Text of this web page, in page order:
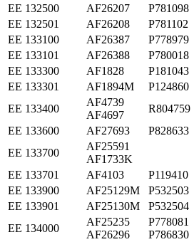
ЕЕ 132500
AF26207
P781098
ЕЕ 132501
AF26208
P781102
ЕЕ 133100
AF26387
P778979
ЕЕ 133101
AF26388
P780018
ЕЕ 133300
AF1828
P181043
ЕЕ 133301
AF1894M
P124860
ЕЕ 133400
AF4739
AF4697
R804759
ЕЕ 133600
AF27693
P828633
ЕЕ 133700
AF25591
AF1733K
ЕЕ 133701
AF4103 P119410
ЕЕ 133900
AF25129M
P532503
ЕЕ 133901
AF25130M
P532504
ЕЕ 134000
AF25235
AF26296
P778081
P786830